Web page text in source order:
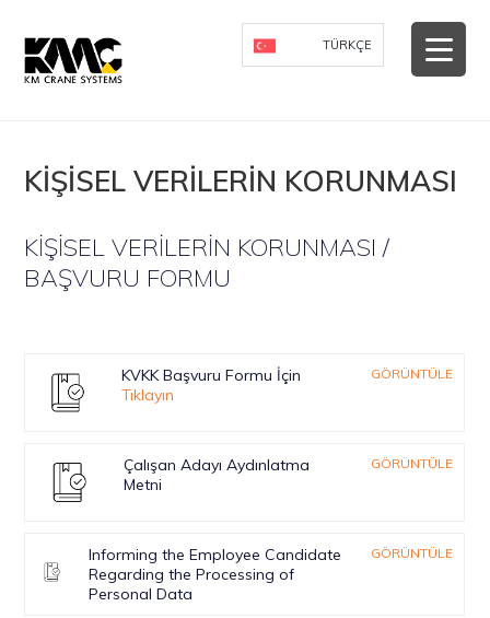
TÜRKÇE
KİŞİSEL VERİLERİN KORUNMASI
KİŞİSEL VERİLERİN KORUNMASI /
BAŞVURU FORMU
KVKK Başvuru Formu İçin
Tıklayın
GÖRÜNTÜLE
Çalışan Adayı Aydınlatma
Metni
GÖRÜNTÜLE
Informing the Employee Candidate
Regarding the Processing of
Personal Data
GÖRÜNTÜLE